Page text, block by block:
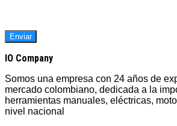
IO Company
Somos una empresa con 24 años de
mercado colombiano, dedicada a la
herramientas manuales, eléctricas,
nivel nacional